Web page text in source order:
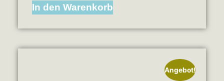
In den Warenkorb
Angebot!